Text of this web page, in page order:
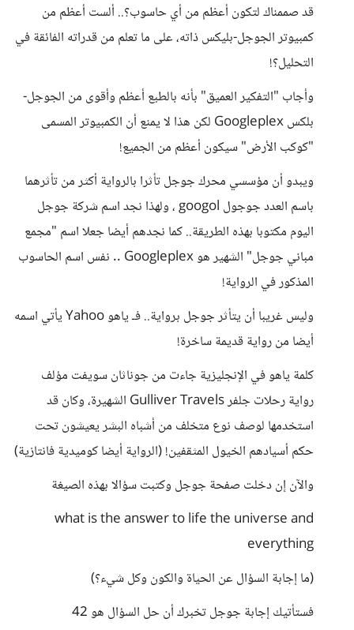
قد صممناك لتكون أعظم من أي حاسوب؟.. ألست أعظم من
كمبيوتر الجوجل-بليكس ذاته، على ما تعلم من قدراته الفائقة في
التحليل؟!
وأجاب "التفكير العميق" بأنه بالطبع أعظم وأقوى من الجوجل-
بلكس Googleplex لكن هذا لا يمنع أن الكمبيوتر المسمى
"كوكب الأرض" سيكون أعظم من الجميع!
ويبدو أن مؤسسي محرك جوجل تأثرا بالرواية أكثر من تأثرهما
باسم العدد جوجول googol ، ولهذا نجد اسم شركة جوجل
اليوم مكتوبا بهذه الطريقة.. كما نجدهم أيضا جعلا اسم "مجمع
مباني جوجل" الشهير هو Googleplex .. نفس اسم الحاسوب
المذكور في الرواية!
وليس غريبا أن يتأثر جوجل برواية.. فـ ياهو Yahoo يأتي اسمه
أيضا من رواية قديمة ساخرة!
كلمة ياهو في الإنجليزية جاءت من جوناثان سويفت مؤلف
رواية رحلات جلفر Gulliver Travels الشهيرة، وكان قد
استخدمها لوصف نوع متخلف من أشباه البشر يعيشون تحت
حكم أسيادهم الخيول المثقفين! (الرواية أيضا كوميدية فانتازية)
والآن إن دخلت صفحة جوجل وكتبت سؤالا بهذه الصيغة
what is the answer to life the universe and
everything
(ما إجابة السؤال عن الحياة والكون وكل شيء؟)
فستأتيك إجابة جوجل تخبرك أن حل السؤال هو 42